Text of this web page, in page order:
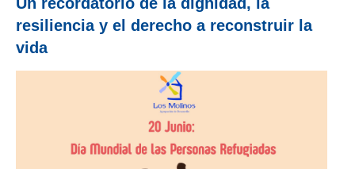
resiliencia y el derecho a reconstruir la
vida